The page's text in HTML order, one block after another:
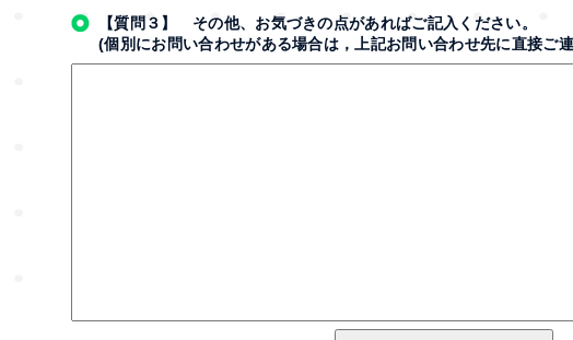
【質問３】 その他、お気づきの点があればご記入ください。
(個別にお問い合わせがある場合は，上記お問い合わせ先に直接ご